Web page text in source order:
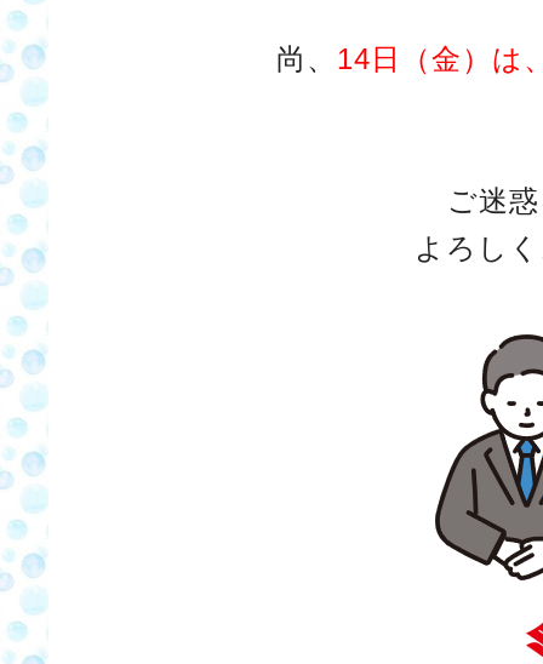
尚、 14日（金）は
ご迷
よろし